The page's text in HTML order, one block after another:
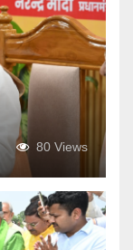
80 Views